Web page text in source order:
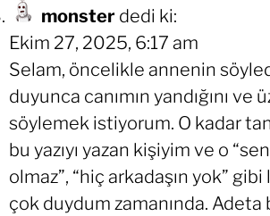
monster dedi ki:
Ekim 27, 2025, 6:17 am
Selam, öncelikle annenin
duyunca canımın yandığını ve
söylemek istiyorum. O kadar
bu yazıyı yazan kişiyim ve o
olmaz”, “hiç arkadaşın yok” gibi
çok duydum zamanında. Adeta